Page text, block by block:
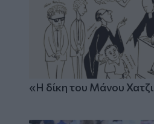
«Η δίκη του Μάνου